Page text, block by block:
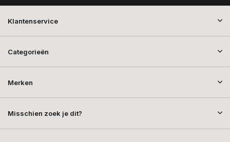
Klantenservice
Categorieën
Merken
Misschien zoek je dit?